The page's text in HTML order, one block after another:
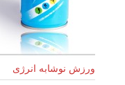
ورزش نوشابه انرژی